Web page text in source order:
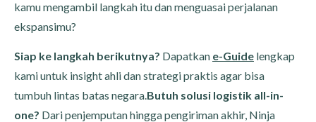
kamu mengambil langkah itu dan menguasai perjalanan
ekspansimu?
Siap ke langkah berikutnya? Dapatkan e-Guide lengkap
kami untuk insight ahli dan strategi praktis agar bisa
tumbuh lintas batas negara.Butuh solusi logistik all-in-
one? Dari penjemputan hingga pengiriman akhir, Ninja